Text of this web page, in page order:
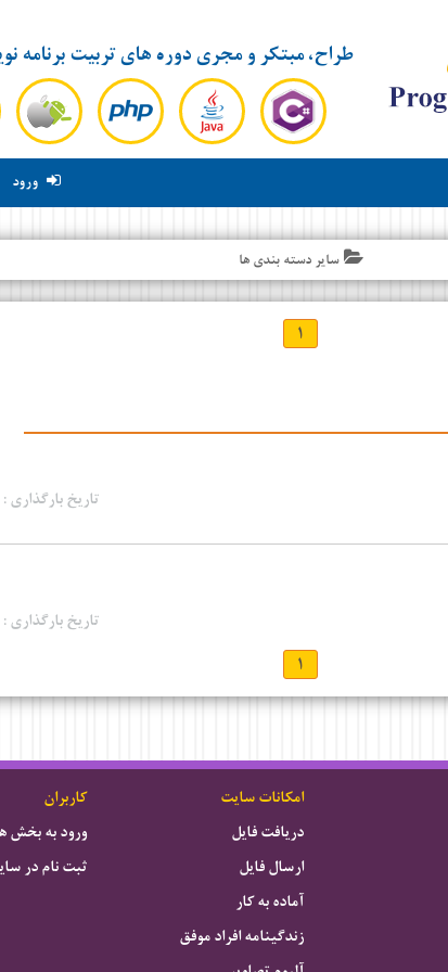
طراح، مبتکر و مجری دوره های تربیت برنامه
ورود
سایر دسته بندی ها
۱
تاریخ بارگذاری :
تاریخ بارگذاری :
۱
امکانات سایت
دریافت فایل
ارسال فایل
آماده به کار
زندگینامه افراد موفق
کاربران
ورود به بخش
ثبت نام در